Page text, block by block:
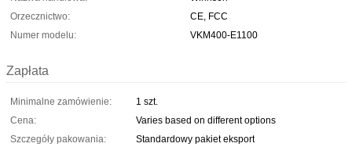
Orzecznictwo:
CE, FCC
Numer modelu:
VKM400-E1100
Zapłata
Minimalne zamówienie:
1 szt.
Cena:
Varies based on different options
Szczegóły pakowania:
Standardowy pakiet eksport